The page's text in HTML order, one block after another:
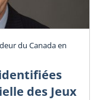
du Canada en
des Jeux